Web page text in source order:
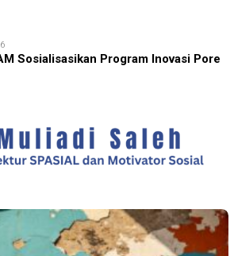
Sosialisasikan Program Inovasi Pore